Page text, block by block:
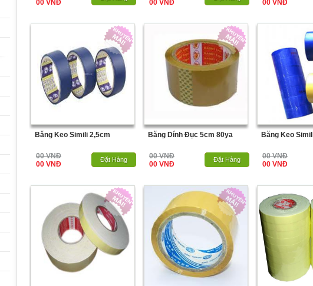
00 VNĐ
00 VNĐ
00 VNĐ
Băng Keo Simili 2,5cm
00 VNĐ
00 VNĐ
Hết Hàng
Đặt Hàng
Băng Dính Đục 5cm 80ya
00 VNĐ
00 VNĐ
Hết Hàng
Đặt Hàng
Băng Keo
00 VNĐ
00 VNĐ